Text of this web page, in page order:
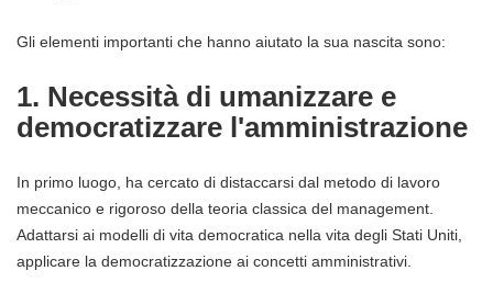
Gli elementi importanti che hanno aiutato la sua nascita sono:
1. Necessità di umanizzare e
democratizzare l'amministrazione
In primo luogo, ha cercato di distaccarsi dal metodo di lavoro
meccanico e rigoroso della teoria classica del management.
Adattarsi ai modelli di vita democratica nella vita degli Stati Uniti,
applicare la democratizzazione ai concetti amministrativi.